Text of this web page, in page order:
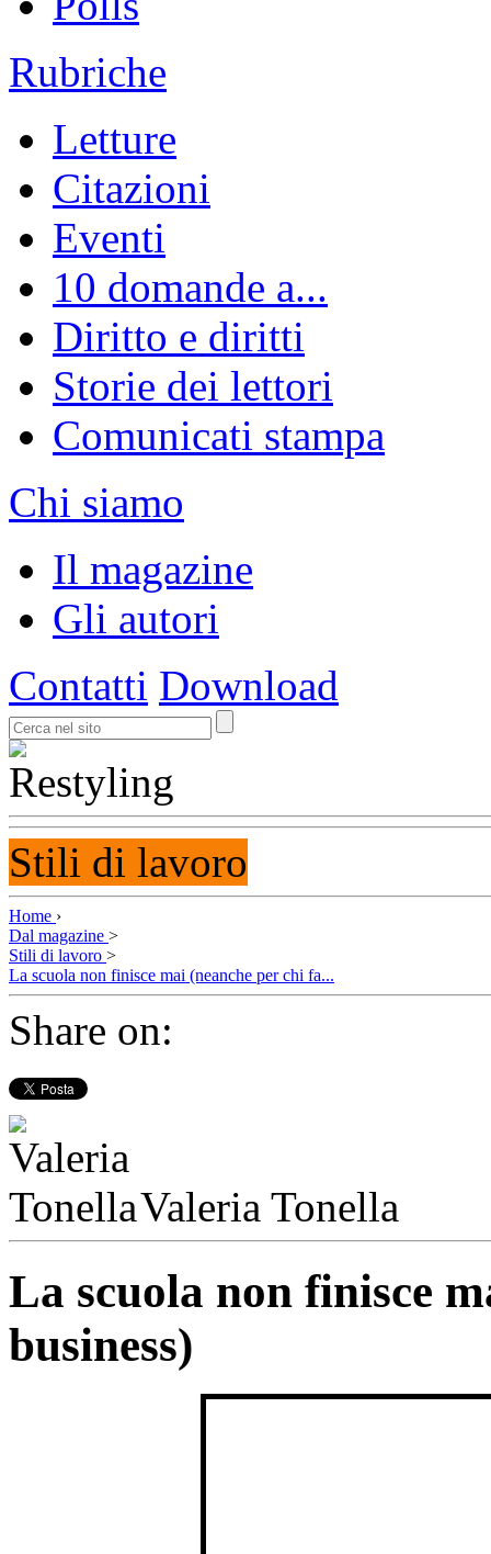
Rubriche
Letture
Citazioni
Eventi
10 domande a...
Diritto e diritti
Storie dei lettori
Comunicati stampa
Chi siamo
Il magazine
Gli autori
Contatti Download
Stili di lavoro
Home ›
Dal magazine >
Stili di lavoro >
La scuola non finisce mai (neanche per chi fa...
Share on:
Valeria Tonella
La scuola non finisce
business)